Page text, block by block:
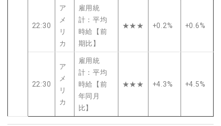
22:30
ア
メ
リ
カ
雇用統
計：平均
時給【前
期比】
★★★ +0.2% +0.6%
22:30
ア
メ
リ
カ
雇用統
計：平均
時給【前
年同月
比】
★★★ +4.3% +4.5%